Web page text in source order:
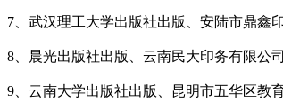
7、武汉理工大学出版社出版、安陆市鼎鑫
8、晨光出版社出版、云南民大印务有限公
9、云南大学出版社出版、昆明市五华区教